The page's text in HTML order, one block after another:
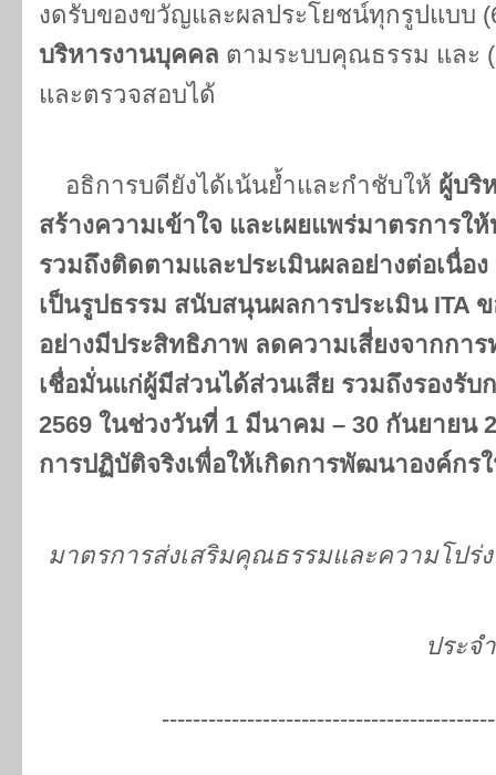
งดรับของขวัญและผลประโยชน์ทุกรูปแบบ
บริหารงานบุคคล ตามระบบคุณธรรม และ
และตรวจสอบได้
อธิการบดียังได้เน้นย้ำและกำชับให้ ผู้บริ
สร้างความเข้าใจ และเผยแพร่มาตรการใ
รวมถึงติดตามและประเมินผลอย่างต่อเนื่อ
เป็นรูปธรรม สนับสนุนผลการประเมิน ITA
อย่างมีประสิทธิภาพ ลดความเสี่ยงจากกา
เชื่อมั่นแก่ผู้มีส่วนได้ส่วนเสีย รวมถึงรองรับ
2569 ในช่วงวันที่ 1 มีนาคม – 30 กันยายน
การปฏิบัติจริงเพื่อให้เกิดการพัฒนาองค์กร
มาตรการส่งเสริมคุณธรรมและความโปร่
ประจ